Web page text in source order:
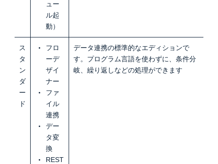
ュー
ル起
動）
ス
タ
ン
ダ
ー
ド
フロ
ーデ
ザイ
ナー
ファ
イル
連携
デー
タ変
換
REST
データ連携の標準的なエディションで
す。プログラム言語を使わずに、条件分
岐、繰り返しなどの処理ができます